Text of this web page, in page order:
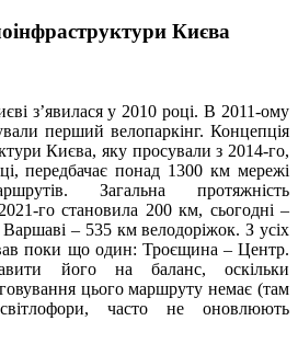
Києва
з’явилася у 2010 році. В 2011-ому
перший велопаркінг. Концепція
Києва, яку просували з 2014-го,
передбачає понад 1300 км мережі
Загальна протяжність
го становила 200 км, сьогодні –
– 535 км велодоріжок. З усіх
поки що один: Троєщина – Центр.
його на баланс, оскільки
цього маршруту немає (там
часто не оновлюють